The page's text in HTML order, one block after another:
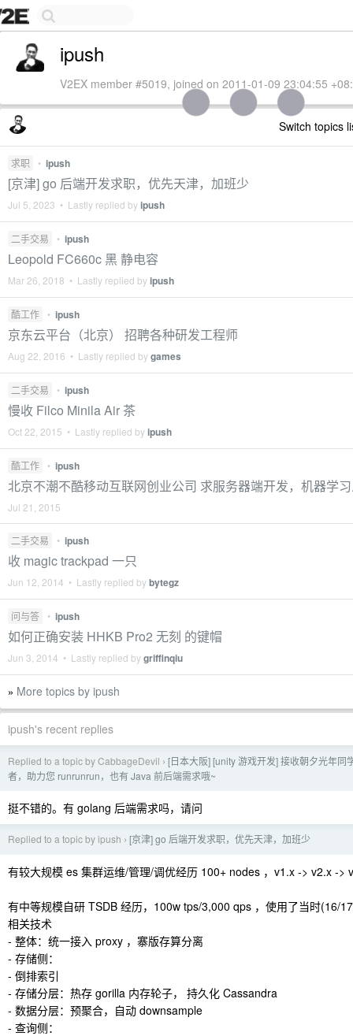
ipush
V2EX member #5019, joined on 2011-01-09 23:04:55
Switch topics
求职 • ipush
[京津] go 后端开发求职，优先天津，加班少
Jul 5, 2023 • Lastly replied byipush
二手交易 • ipush
Leopold FC660c 黑 静电容
Mar 26, 2018 • Lastly replied byipush
酷工作 • ipush
京东云平台（北京） 招聘各种研发工程师
Aug 22, 2016 • Lastly replied bygames
二手交易 • ipush
慢收 Filco Minila Air 茶
Oct 22, 2015 • Lastly replied byipush
酷工作 • ipush
北京不潮不酷移动互联网创业公司 求服务器端开发，机器学
Jul 21, 2015
二手交易 • ipush
收 magic trackpad 一只
Jun 12, 2014 • Lastly replied bybytegz
问与答 • ipush
如何正确安装 HHKB Pro2 无刻 的键帽
Jun 3, 2014 • Lastly replied bygriffinqiu
» More topics by ipush
ipush's recent replies
Replied to a topic by CabbageDevil › [日本大阪] [unity 游戏开发] 接收朝夕光年同
者，助力您 runrunrun，也有 Java 前后端需求哦~
挺不错的。有 golang 后端需求吗，请问
Replied to a topic by ipush › [京津] go 后端开发求职，优先天津，加班少
有较大规模 es 集群运维/管理/调优经历 100+ nodes ，v1.x -> v2.x ->
有中等规模自研 TSDB 经历，100w tps/3,000 qps ，使用了当时(16/
相关技术
- 整体：统一接入 proxy ，寨版存算分离
- 存储侧：
- 倒排索引
- 存储分层：热存 gorilla 内存轮子， 持久化 Cassandra
- 数据分层：预聚合，自动 downsample
- 查询侧：